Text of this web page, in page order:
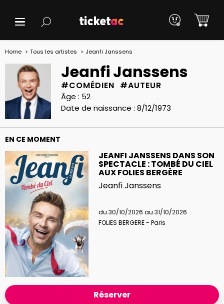
Home Tous les artistes Jeanfi Janssens
Jeanfi Janssens
#COMÉDIEN #AUTEUR
Âge : 52
Date de naissance : 8/12/1973
EN CE MOMENT
JEANFI JANSSENS DANS SON
SPECTACLE : TOMBÉ DU CIEL
AUX FOLIES BERGÈRE
Jeanfi Janssens
du 30/10/2026 au 31/10/2026
FOLIES BERGERE - Paris
Réserver